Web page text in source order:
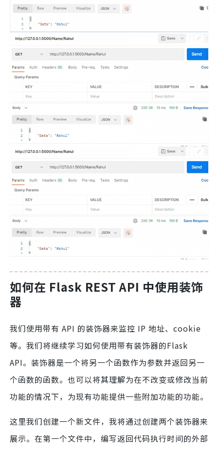
如何在 Flask REST API 中使用装饰
器
我们使用带有 API 的装饰器来监控 IP 地址、cookie
等。我们将继续学习如何使用带有装饰器的Flask
API。装饰器是一个将另一个函数作为参数并返回另一
个函数的函数。也可以将其理解为在不改变或修改当前
功能的情况下，为现有功能提供一些附加功能的功能。
这里我们创建一个新文件，我将通过创建两个装饰器来
展示。在第一个文件中，编写返回代码执行时间的外部